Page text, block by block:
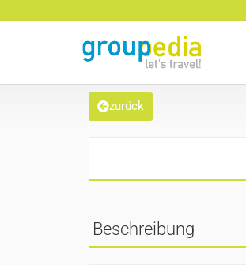
zurück
Beschreibung